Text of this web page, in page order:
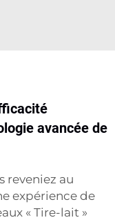
avancée de
reveniez au
expérience de
« Tire-lait »